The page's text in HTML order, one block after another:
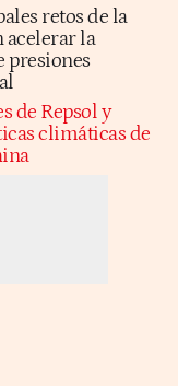
retos de la
acelerar la
presiones
de Repsol y
climáticas de